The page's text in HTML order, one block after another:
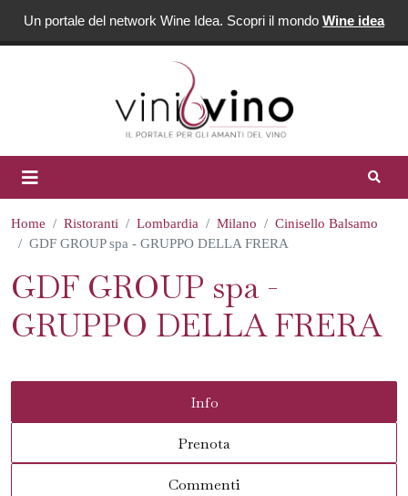
Un portale del network Wine Idea. Scopri il mondo Wine idea
Home Ristoranti Lombardia Milano
Cinisello Balsamo
GDF GROUP spa - GRUPPO DELLA FRERA
GDF GROUP spa -
GRUPPO DELLA FRERA
Info
Prenota
Commenti